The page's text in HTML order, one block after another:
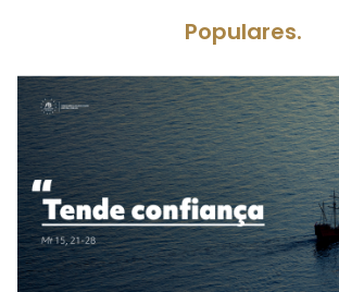
Populares.